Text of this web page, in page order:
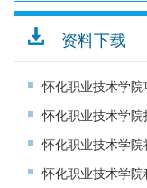
资料下载
怀化职业技术学院项
怀化职业技术学院技
怀化职业技术学院社
怀化职业技术学院